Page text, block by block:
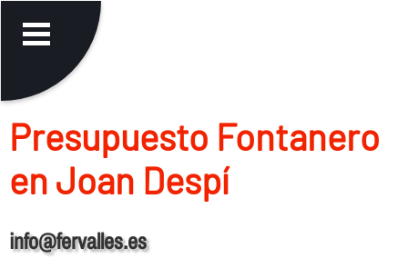
Presupuesto Fontanero
en Joan Despí
info@fervalles.es